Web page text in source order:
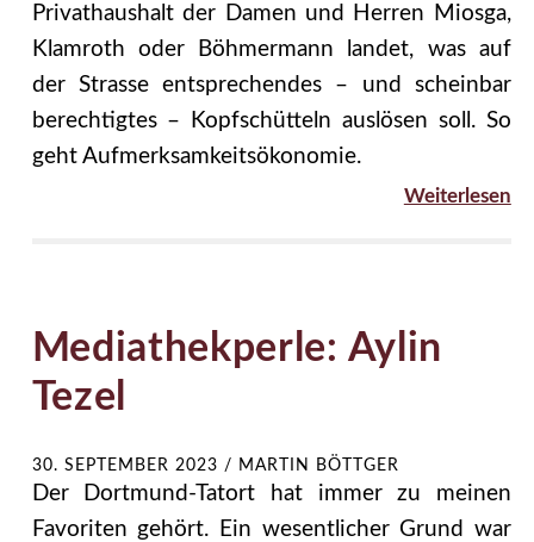
Privathaushalt der Damen und Herren Miosga,
Klamroth oder Böhmermann landet, was auf
der Strasse entsprechendes – und scheinbar
berechtigtes – Kopfschütteln auslösen soll. So
geht Aufmerksamkeitsökonomie.
Weiterlesen
Mediathekperle: Aylin
Tezel
30. SEPTEMBER 2023 / MARTIN BÖTTGER
Der Dortmund-Tatort hat immer zu meinen
Favoriten gehört. Ein wesentlicher Grund war